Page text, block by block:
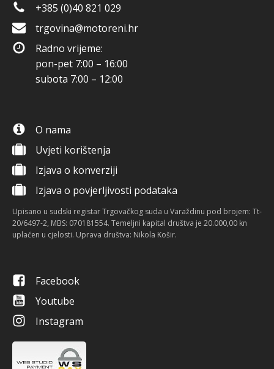
+385 (0)40 821 029
trgovina@motoreni.hr
Radno vrijeme:
pon-pet 7:00 – 16:00
subota 7:00 – 12:00
O nama
Uvjeti korištenja
Izjava o konverziji
Izjava o povjerljivosti podataka
Upisano u sudski registar Trgovačkog suda u Varaždinu pod brojem: Tt-
20/6497-2, MBS: 070181554. Temeljni kapital društva je 20.000,00 kn
uplaćen u cjelosti. Uprava društva: Nikola Košir.
Facebook
Youtube
Instagram